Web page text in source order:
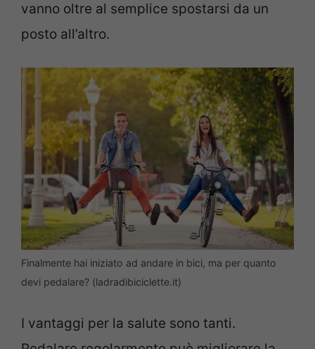
vanno oltre al semplice spostarsi da un
posto all’altro.
Finalmente hai iniziato ad andare in bici, ma per quanto
devi pedalare? (ladradibiciclette.it)
I vantaggi per la salute sono tanti.